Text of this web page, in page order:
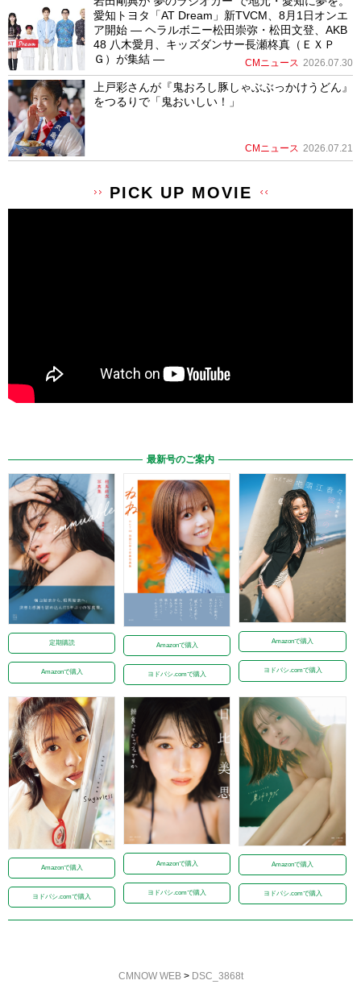
愛知トヨタ「AT Dream」新TVCM、8月1日オンエ
ア開始 ― ヘラルボニー松田崇弥・松田文登、AKB
48 八木愛月、キッズダンサー長瀬柊真（ＥＸＰ
Ｇ）が集結 ―
CMニュース 2026.07.30
上戸彩さんが『鬼おろし豚しゃぶぶっかけうどん』
をつるりで「鬼おいしい！」
CMニュース 2026.07.21
PICK UP MOVIE
最新号のご案内
定期購読
Amazonで購入
Amazonで購入
ヨドバシ.comで購入
Amazonで購入
ヨドバシ.comで購入
Amazonで購入
ヨドバシ.comで購入
Amazonで購入
ヨドバシ.comで購入
Amazonで購入
ヨドバシ.comで購入
CMNOW WEB> DSC_3868t